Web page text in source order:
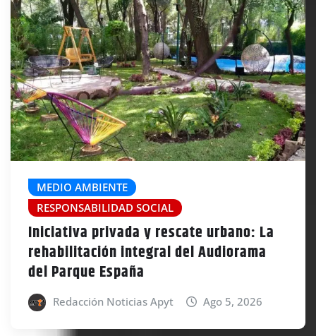
MEDIO AMBIENTE
RESPONSABILIDAD SOCIAL
Iniciativa privada y rescate urbano: La
rehabilitación integral del Audiorama
del Parque España
Redacción Noticias Apyt Ago 5, 2026